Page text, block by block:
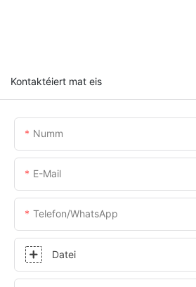
Kontaktéiert mat eis
Numm
E-Mail
Telefon/WhatsApp
Datei